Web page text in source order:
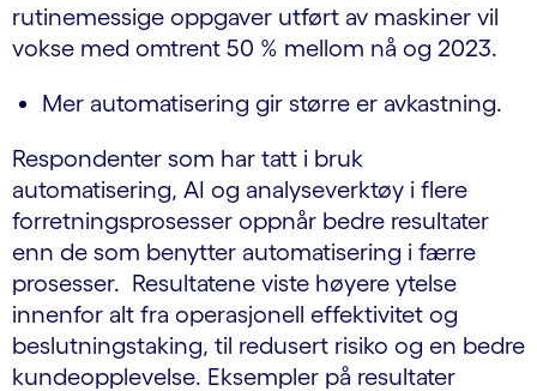
rutinemessige oppgaver utført av maskiner vil
vokse med omtrent 50 % mellom nå og 2023.
Mer automatisering gir større er avkastning.
Respondenter som har tatt i bruk
automatisering, AI og analyseverktøy i flere
forretningsprosesser oppnår bedre resultater
enn de som benytter automatisering i færre
prosesser. Resultatene viste høyere ytelse
innenfor alt fra operasjonell effektivitet og
beslutningstaking, til redusert risiko og en bedre
kundeopplevelse. Eksempler på resultater